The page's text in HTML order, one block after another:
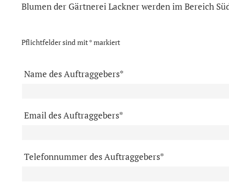
Blumen der Gärtnerei Lackner werden im Bereich
Pflichtfelder sind mit * markiert
Name des Auftraggebers*
Email des Auftraggebers*
Telefonnummer des Auftraggebers*